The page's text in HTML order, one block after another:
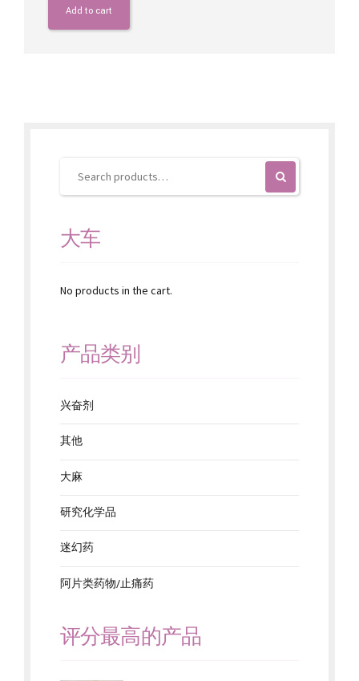
Add to cart
大车
No products in the cart.
产品类别
兴奋剂
其他
大麻
研究化学品
迷幻药
阿片类药物/止痛药
评分最高的产品